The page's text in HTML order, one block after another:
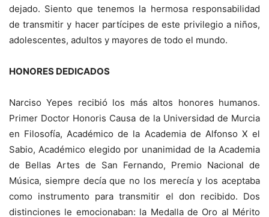
dejado. Siento que tenemos la hermosa responsabilidad
de transmitir y hacer partícipes de este privilegio a niños,
adolescentes, adultos y mayores de todo el mundo.
HONORES DEDICADOS
Narciso Yepes recibió los más altos honores humanos.
Primer Doctor Honoris Causa de la Universidad de Murcia
en Filosofía, Académico de la Academia de Alfonso X el
Sabio, Académico elegido por unanimidad de la Academia
de Bellas Artes de San Fernando, Premio Nacional de
Música, siempre decía que no los merecía y los aceptaba
como instrumento para transmitir el don recibido. Dos
distinciones le emocionaban: la Medalla de Oro al Mérito